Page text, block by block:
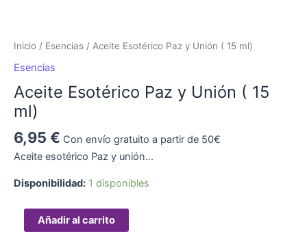
Inicio / Esencias / Aceite Esotérico Paz y Unión ( 15 ml)
Esencias
Aceite Esotérico Paz y Unión ( 15
ml)
6,95 € Con envío gratuito a partir de 50€
Aceite esotérico Paz y unión…
Disponibilidad: 1 disponibles
Añadir al carrito